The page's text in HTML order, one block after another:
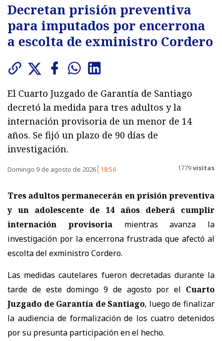
Decretan prisión preventiva
para imputados por encerrona
a escolta de exministro Cordero
El Cuarto Juzgado de Garantía de Santiago
decretó la medida para tres adultos y la
internación provisoria de un menor de 14
años. Se fijó un plazo de 90 días de
investigación.
Domingo 9 de agosto de 2026 18:56 1779visitas
Tres adultos permanecerán en prisión preventiva
y un adolescente de 14 años deberá cumplir
internación provisoriamientras avanza la
investigación por la encerrona frustrada que afectó al
escolta del exministro Cordero.
Las medidas cautelares fueron decretadas durante la
tarde de este domingo 9 de agosto por el Cuarto
Juzgado de Garantía de Santiago, luego de finalizar
la audiencia de formalización de los cuatro detenidos
por su presunta participación en el hecho.